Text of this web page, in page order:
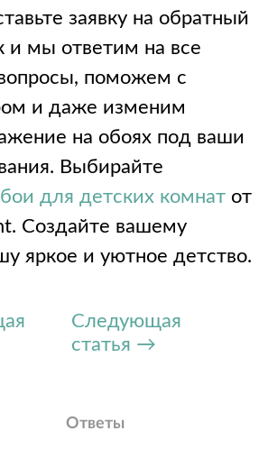
заявку на обратный
и мы ответим на все
поможем с
и даже изменим
на обоях под ваши
Выбирайте
для детских комнат от
Создайте вашему
яркое и уютное детство.
Следующая
статья →
Ответы